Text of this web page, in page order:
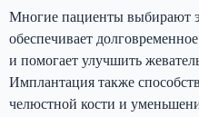
Многие пациенты выбирают
обеспечивает
и помогает улучшить
Имплантация также
челюстной кости и